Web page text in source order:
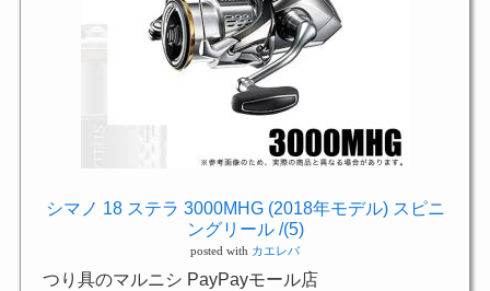
シマノ 18 ステラ 3000MHG (2018年モデル) スピニ
ングリール /(5)
posted with カエレバ
つり具のマルニシ PayPayモール店